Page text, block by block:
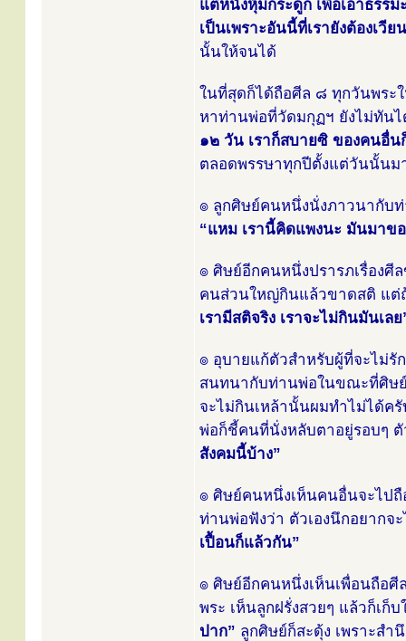
แต่หนังหุ้มกระดูก เพื่อเอาธรร
เป็นเพราะอันนี้ที่เรายังต้องเวี
นั้นให้จนได้
ในที่สุดก็ได้ถือศีล ๘ ทุกวันพระ
หาท่านพ่อที่วัดมกุฏฯ ยังไม่ทัน
๑๒ วัน เราก็สบายซิ ของคนอื่น
ตลอดพรรษาทุกปีตั้งแต่วันนั้น
๏ ลูกศิษย์คนหนึ่งนั่งภาวนากับ
“แหม เรานี้คิดแพงนะ มันมาขอ
๏ ศิษย์อีกคนหนึ่งปรารภเรื่องศี
คนส่วนใหญ่กินแล้วขาดสติ แต่
เรามีสติจริง เราจะไม่กินมันเลย
๏ อุบายแก้ตัวสำหรับผู้ที่จะไม่
สนทนากับท่านพ่อในขณะที่ศิษ
จะไม่กินเหล้านั้นผมทำไม่ได้ค
พ่อก็ชี้คนที่นั่งหลับตาอยู่รอบๆ
สังคมนี้บ้าง”
๏ ศิษย์คนหนึ่งเห็นคนอื่นจะไป
ท่านพ่อฟังว่า ตัวเองนึกอยาก
เปื้อนก็แล้วกัน”
๏ ศิษย์อีกคนหนึ่งเห็นเพื่อนถือศี
พระ เห็นลูกฝรั่งสวยๆ แล้วก็เ
ปาก” ลูกศิษย์ก็สะดุ้ง เพราะส